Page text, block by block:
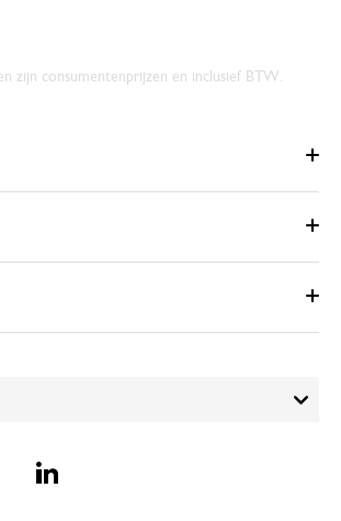
zijn consumentenprijzen en inclusief BTW.